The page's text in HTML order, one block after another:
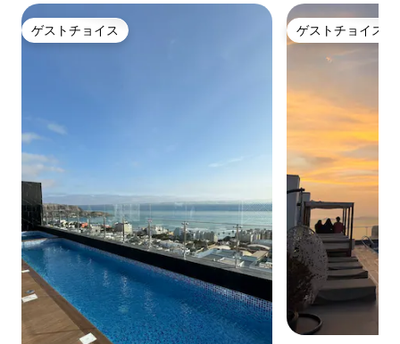
ゲストチョイス
ゲストチョイス ゲストチョイス
ゲストチョイス